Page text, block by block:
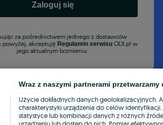
Zaloguj się
za pośrednictwem jednego z dostawców
powyżej, akceptuję Regulamin serwisuOLX.pl w
jego aktualnym brzmieniu.
Wraz z naszymi partnerami
Użycie dokładnych danych geolokalizacyjnych.
charakterystyki urządzenia do celów
statystyce lub kombinacji danych z różnych